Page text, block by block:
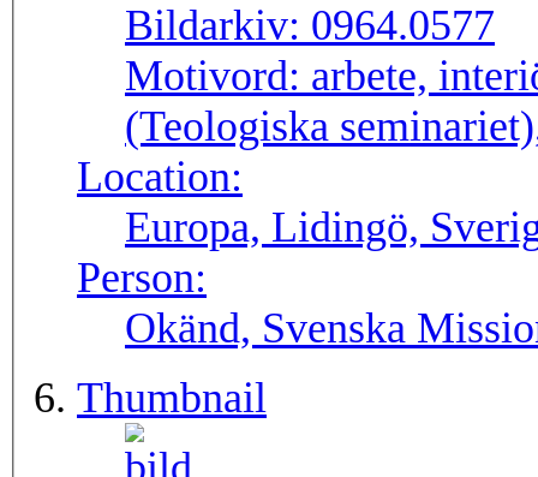
Bildarkiv: 0964.0577
Motivord: arbete,
(Teologiska
Location:
Europa, Lidingö,
Person:
Okänd, Svenska
Thumbnail